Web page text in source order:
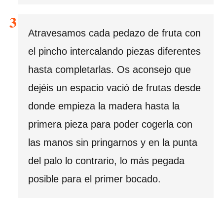
Atravesamos cada pedazo de fruta con
el pincho intercalando piezas diferentes
hasta completarlas. Os aconsejo que
dejéis un espacio vació de frutas desde
donde empieza la madera hasta la
primera pieza para poder cogerla con
las manos sin pringarnos y en la punta
del palo lo contrario, lo más pegada
posible para el primer bocado.